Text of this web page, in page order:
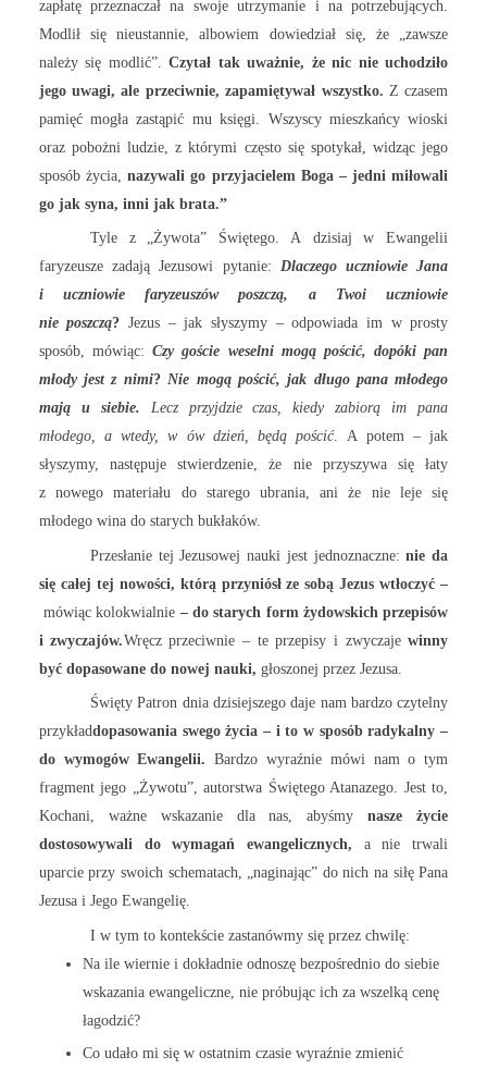
zapłatę przeznaczał na swoje utrzymanie i na potrzebujących.
Modlił się nieustannie, albowiem dowiedział się, że „zawsze
należy się modlić”.Czytał tak uważnie, że nic nie uchodziło
jego uwagi, ale przeciwnie, zapamiętywał wszystko. Z czasem
pamięć mogła zastąpić mu księgi. Wszyscy mieszkańcy wioski
oraz pobożni ludzie, z którymi często się spotykał, widząc jego
sposób życia,nazywali go przyjacielem Boga – jedni miłowali
go jak syna, inni jak brata.”
Tyle z „Żywota” Świętego. A dzisiaj w Ewangelii
faryzeusze zadają Jezusowi pytanie: Dlaczego uczniowie Jana
i uczniowie faryzeuszów poszczą, a Twoi uczniowie
nie poszczą? Jezus – jak słyszymy – odpowiada im w prosty
sposób, mówiąc:Czy goście weselni mogą pościć, dopóki pan
młody jest z nimi? Nie mogą pościć, jak długo pana młodego
mają u siebie.
Lecz przyjdzie czas, kiedy zabiorą im pana
młodego, a wtedy, w ów dzień, będą pościć. A potem – jak
słyszymy, następuje stwierdzenie, że nie przyszywa się łaty
z nowego materiału do starego ubrania, ani że nie leje się
młodego wina do starych bukłaków.
Przesłanie tej Jezusowej nauki jest jednoznaczne:nie da
się całej tej nowości, którą przyniósł ze sobą Jezus wtłoczyć –
mówiąc kolokwialnie – do starych form żydowskich przepisów
i zwyczajów.Wręcz przeciwnie – te przepisy i zwyczajewinny
być dopasowane do nowej nauki, głoszonej przez Jezusa.
Święty Patron dnia dzisiejszego daje nam bardzo czytelny
przykładdopasowania swego życia – i to w sposób radykalny –
do wymogów Ewangelii. Bardzo wyraźnie mówi nam o tym
fragment jego „Żywotu”, autorstwa Świętego Atanazego. Jest to,
Kochani, ważne wskazanie dla nas, abyśmynasze życie
dostosowywali do wymagań ewangelicznych, a nie trwali
uparcie przy swoich schematach, „naginając” do nich na siłę Pana
Jezusa i Jego Ewangelię.
I w tym to kontekście zastanówmy się przez chwilę:
Na ile wiernie i dokładnie odnoszę bezpośrednio do siebie
wskazania ewangeliczne, nie próbując ich za wszelką cenę
łagodzić?
Co udało mi się w ostatnim czasie wyraźnie zmienić